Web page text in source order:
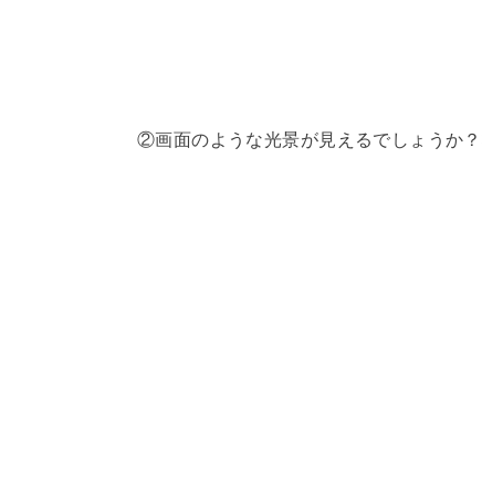
②画面のような光景が見えるでしょうか